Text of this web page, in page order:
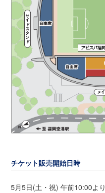
チケット販売開始日時
5月5日(土・祝) 午前10:00より